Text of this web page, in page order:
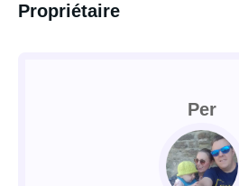
Propriétaire
Per